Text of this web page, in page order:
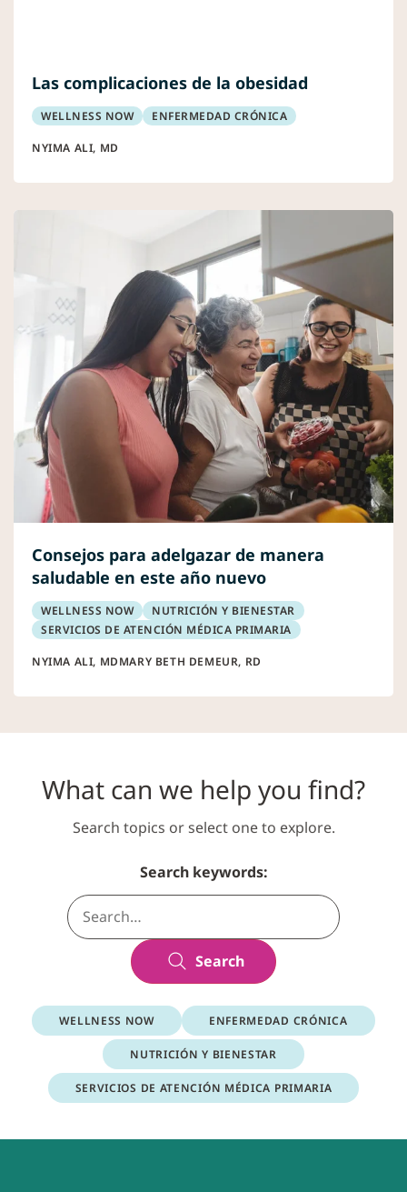
Las complicaciones de la obesidad
WELLNESS NOW ENFERMEDAD CRÓNICA
NYIMA ALI, MD
Consejos para adelgazar de manera
saludable en este año nuevo
WELLNESS NOW
NUTRICIÓN Y BIENESTAR
SERVICIOS DE ATENCIÓN MÉDICA PRIMARIA
NYIMA ALI, MDMARY BETH DEMEUR, RD
What can we help you find?
Search topics or select one to explore.
Search keywords:
Search
WELLNESS NOW ENFERMEDAD CRÓNICA
NUTRICIÓN Y BIENESTAR
SERVICIOS DE ATENCIÓN MÉDICA PRIMARIA